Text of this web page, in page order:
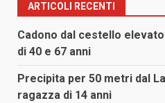
ARTICOLI RECENTI
Cadono dal cestello
di 40 e 67 anni
Precipita per 50 metri dal
ragazza di 14 anni